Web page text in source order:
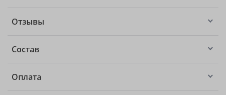
Отзывы
Состав
Оплата